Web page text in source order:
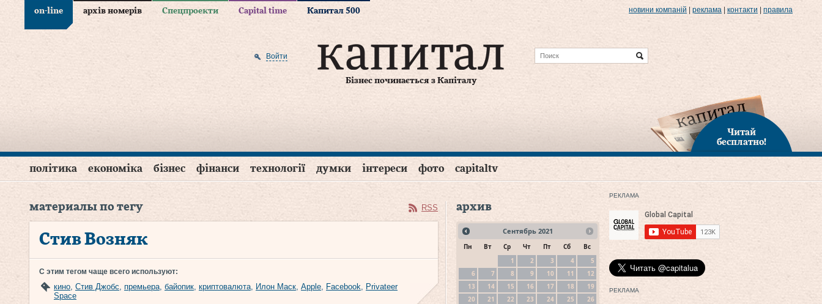
on-line архів номерів Спецпроекти Capital time Капитал 500 новини компаній реклама контакти правила
Бізнес починається з Капіталу
Войти
Читай
бесплатно!
політика економіка бізнес фінанси технології думки інтереси фото capitaltv
материалы по тегу RSS
Стив Возняк
С этим тегом чаще всего используют:
кино, Стив Джобс, премьера, байопик, криптовалюта, Илон Маск, Apple, Facebook, Privateer
Space
архив
Сентябрь 2021
Пн Вт Ср Чт Пт Сб
Вс
1
2 3 4
5
6
7 8 9 10 11
12
13
14 15 16 17 18
19
20
21 22 23 24 25
26
РЕКЛАМА
РЕКЛАМА